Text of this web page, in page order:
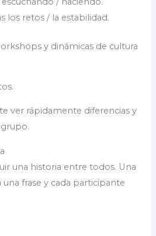
los retos / la estabilidad.
y dinámicas de cultura
ver rápidamente diferencias y
una historia entre todos. Una
frase y cada participante